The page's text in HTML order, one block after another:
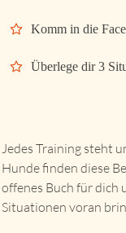
Komm in die
Überlege dir 3
Jedes Training steht
Hunde finden diese
offenes Buch für dich
Situationen voran